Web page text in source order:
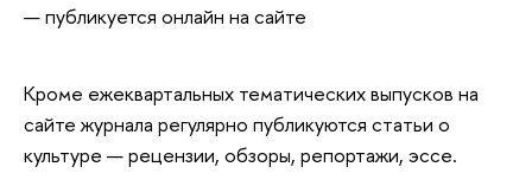
— публикуется онлайн на сайте
Кроме ежеквартальных тематических выпусков на
сайте журнала регулярно публикуются статьи о
культуре — рецензии, обзоры, репортажи, эссе.